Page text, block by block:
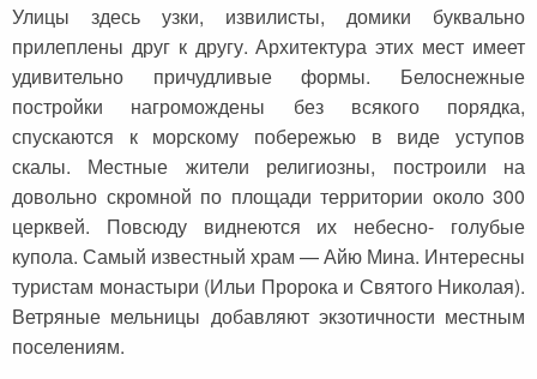
Улицы здесь узки, извилисты, домики буквально
прилеплены друг к другу. Архитектура этих мест имеет
удивительно причудливые формы. Белоснежные
постройки нагромождены без всякого порядка,
спускаются к морскому побережью в виде уступов
скалы. Местные жители религиозны, построили на
довольно скромной по площади территории около 300
церквей. Повсюду виднеются их небесно- голубые
купола. Самый известный храм — Айю Мина. Интересны
туристам монастыри (Ильи Пророка и Святого Николая).
Ветряные мельницы добавляют экзотичности местным
поселениям.